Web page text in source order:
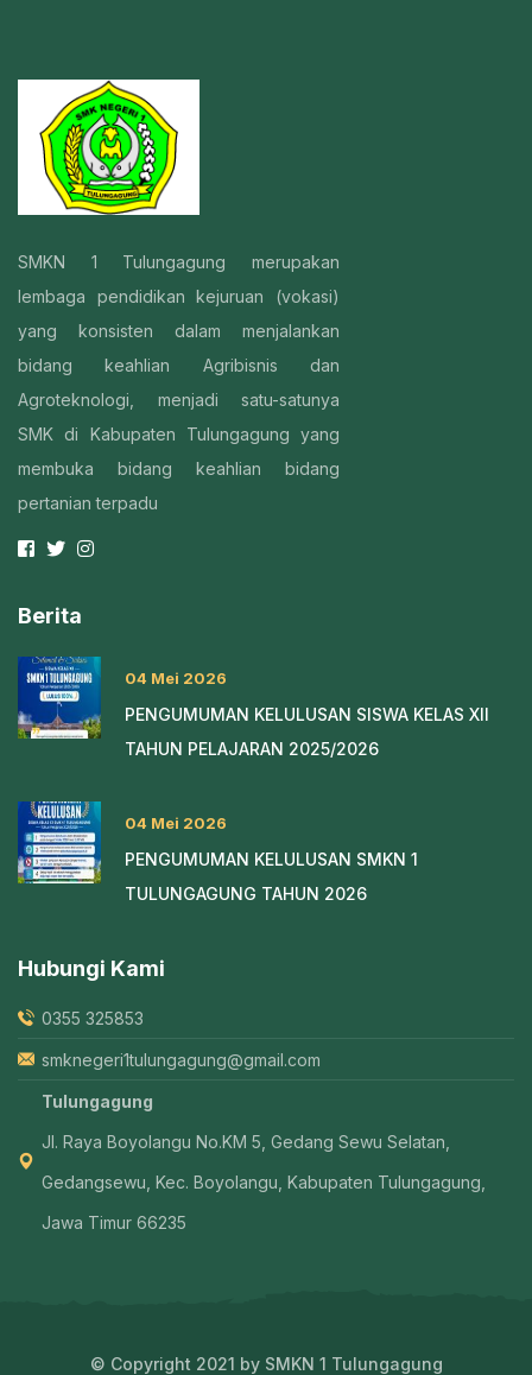
SMKN 1 Tulungagung merupakan
lembaga pendidikan kejuruan (vokasi)
yang konsisten dalam menjalankan
bidang keahlian Agribisnis dan
Agroteknologi, menjadi satu-satunya
SMK di Kabupaten Tulungagung yang
membuka bidang keahlian bidang
pertanian terpadu
Berita
04 Mei 2026
PENGUMUMAN KELULUSAN SISWA KELAS XII
TAHUN PELAJARAN 2025/2026
04 Mei 2026
PENGUMUMAN KELULUSAN SMKN 1
TULUNGAGUNG TAHUN 2026
Hubungi Kami
0355 325853
smknegeri1tulungagung@gmail.com
Tulungagung
Jl. Raya Boyolangu No.KM 5, Gedang Sewu Selatan,
Gedangsewu, Kec. Boyolangu, Kabupaten Tulungagung,
Jawa Timur 66235
© Copyright 2021 by SMKN 1 Tulungagung